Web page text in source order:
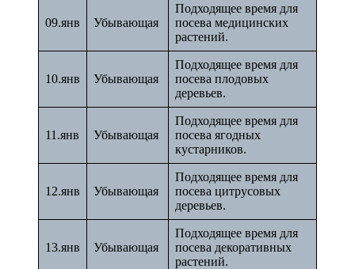
09.янв Убывающая
Подходящее время для
посева медицинских
растений.
10.янв Убывающая
Подходящее время для
посева плодовых
деревьев.
11.янв Убывающая
Подходящее время для
посева ягодных
кустарников.
12.янв Убывающая
Подходящее время для
посева цитрусовых
деревьев.
13.янв Убывающая
Подходящее время для
посева декоративных
растений.